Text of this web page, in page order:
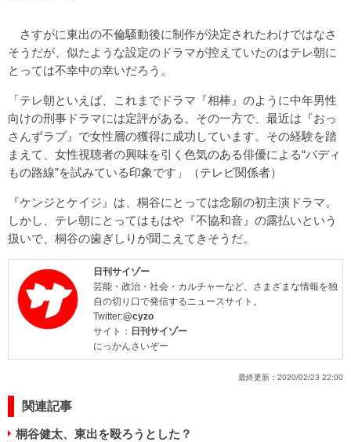
さすがに東出の不倫騒動後に制作が決定されたわけではなさ
そうだが、似たような設定のドラマが控えていたのはテレ朝に
とっては不幸中の幸いだろう。
「テレ朝といえば、これまでドラマ『相棒』のように中年男性
向けの刑事ドラマには定評がある。その一方で、最近は『おっ
さんずラブ』で女性層の獲得に成功しています。その経験を踏
まえて、女性視聴者の興味を引く色気のある俳優による“バディ
もの路線”を試みている印象です」（テレビ関係者）
『ケンジとケイジ』は、桐谷にとっては念願の初主演ドラマ。
しかし、テレ朝にとってはもはや『不協和音』の露払いという
扱いで、桐谷の歯ぎしりが聞こえてきそうだ。
日刊サイゾー
芸能・政治・社会・カルチャーなど、さまざまな情報を独
自の切り口で発信するニュースサイト。
Twitter:@cyzo
サイト： 日刊サイゾー
にっかんさいぞー
最終更新： 2020/02/23 22:00
関連記事
桐谷健太、東出を殴ろうとした？